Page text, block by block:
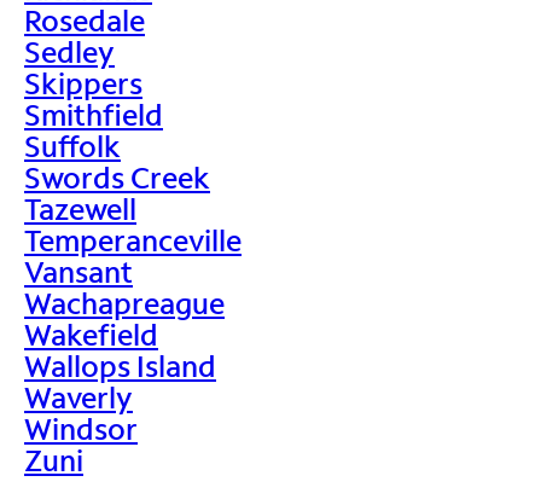
Rosedale
Sedley
Skippers
Smithfield
Suffolk
Swords Creek
Tazewell
Temperanceville
Vansant
Wachapreague
Wakefield
Wallops Island
Waverly
Windsor
Zuni